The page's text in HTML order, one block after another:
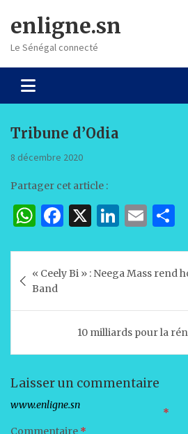
content
enligne.sn
Le Sénégal connecté
Tribune d’Odia
8 décembre 2020
Partager cet article :
W
at
s
A
p
F
c
e
b
o
X
Li
k
e
dI
n
E
ai
l
g
de
l’article
« Ceely Bi » : Neega Mass rend
Band
10 milliards pour la
Laisser un commentaire
Votre adresse e-mail ne sera pas
Les champs obligatoires sont indiqués avec *
Commentaire *